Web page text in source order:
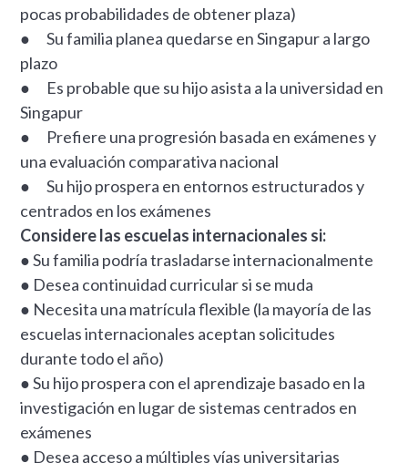
pocas probabilidades de obtener plaza)
● Su familia planea quedarse en Singapur a largo
plazo
● Es probable que su hijo asista a la universidad en
Singapur
● Prefiere una progresión basada en exámenes y
una evaluación comparativa nacional
● Su hijo prospera en entornos estructurados y
centrados en los exámenes
Considere las escuelas internacionales si:
● Su familia podría trasladarse internacionalmente
● Desea continuidad curricular si se muda
● Necesita una matrícula flexible (la mayoría de las
escuelas internacionales aceptan solicitudes
durante todo el año)
● Su hijo prospera con el aprendizaje basado en la
investigación en lugar de sistemas centrados en
exámenes
● Desea acceso a múltiples vías universitarias